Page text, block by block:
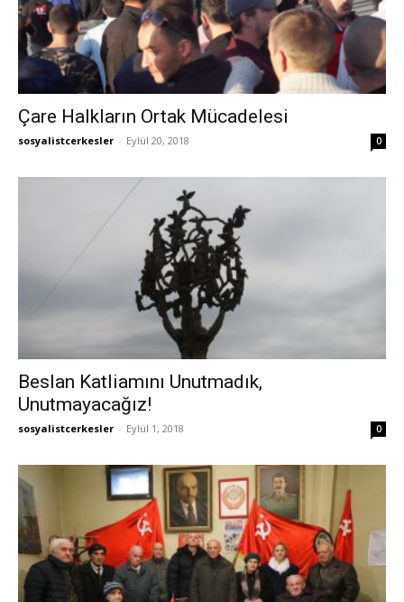
Çare Halkların Ortak Mücadelesi
sosyalistcerkesler - Eylül 20, 2018 0
Beslan Katliamını Unutmadık,
Unutmayacağız!
sosyalistcerkesler - Eylül 1, 2018 0